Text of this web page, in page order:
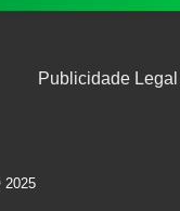
Publicidade Legal
2025